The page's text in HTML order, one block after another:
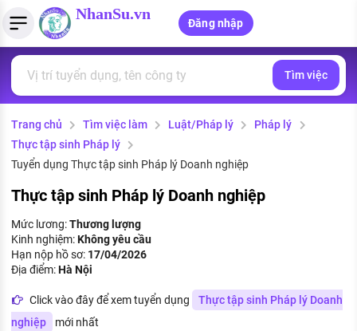
NhanSu.vn
Đăng nhập
Tìm việc làm
Việc làm ngành luật
Việc làm lương cao
Việc làm tốt nhất
CÔNG TY
Danh sách nhà tuyển dụng
Nhà tuyển dụng hàng đầu
Quản lý CV
Tải CV lên
Tạo CV trực tuyến
MẪU CV THEO STYLE
Mẫu CV đơn giản
Tính lương Gross - Net
Tính thuế thu nhập cá nhân
Tính trợ cấp thất nghiệp
PHÁP LUẬT VIỆT NAM
Văn bản pháp luật
Chính sách mới
PHÁP LUẬT LAO ĐỘNG
Lao động và tiền lương
Bảo hiểm và phúc lợi
Thuế thu nhập
Hồ sơ biểu mẫu
Tìm việc
Trang chủ Tìm việc làm Luật/Pháp lý
Pháp lý
Thực tập sinh Pháp lý
Tuyển dụng Thực tập sinh Pháp lý Doanh nghiệp
Thực tập sinh Pháp lý Doanh nghiệp
Mức lương:Thương lượng
Kinh nghiệm:Không yêu cầu
Hạn nộp hồ sơ: 17/04/2026
Địa điểm:Hà Nội
Click vào đây để xem tuyển dụng
Thực tập sinh Pháp lý Doanh
nghiệp
mới nhất